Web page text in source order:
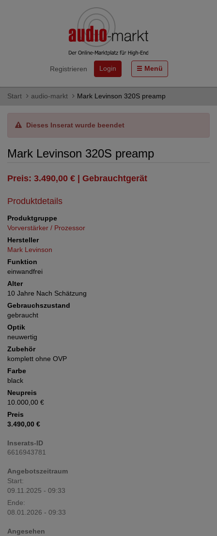
Registrieren Login Menü
Start audio-markt Mark Levinson 320S preamp
Dieses Inserat wurde beendet
Mark Levinson 320S preamp
Preis: 3.490,00 € | Gebrauchtgerät
Produktdetails
Produktgruppe
Vorverstärker / Prozessor
Hersteller
Mark Levinson
Funktion
einwandfrei
Alter
10 Jahre Nach Schätzung
Gebrauchszustand
gebraucht
Optik
neuwertig
Zubehör
komplett ohne OVP
Farbe
black
Neupreis
10.000,00 €
Preis
3.490,00 €
Inserats-ID
6616943781
Angebotszeitraum
Start:
09.11.2025 - 09:33
Ende:
08.01.2026 - 09:33
Angesehen